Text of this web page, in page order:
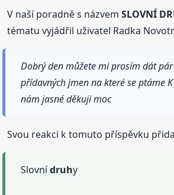
V naší poradně s názvemSLOVNÍ
tématu vyjádřil uživatel Radka
Dobrý den můžete mi prosím dát
přídavných jmen na které se ptáme
nám jasné děkuji moc
Svou reakci k tomuto příspěvku
Slovnídruhy